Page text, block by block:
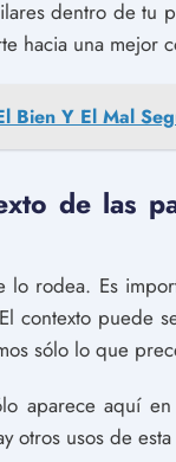
dentro de
hacia una mejor
Bien Y El Mal
de las
lo rodea. Es
contexto puede
sólo lo que
aparece aquí
otros usos de